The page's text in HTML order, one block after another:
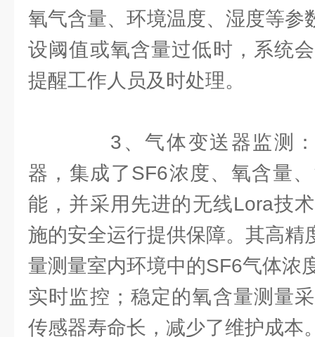
氧气含量、环境温度、湿度等参
设阈值或氧含量过低时，系统
提醒工作人员及时处理。
3、气体变送器监测：
器，集成了SF6浓度、氧含量
能，并采用先进的无线Lora技
施的安全运行提供保障。其高精
量测量室内环境中的SF6气体浓
实时监控；稳定的氧含量测量
传感器寿命长，减少了维护成本